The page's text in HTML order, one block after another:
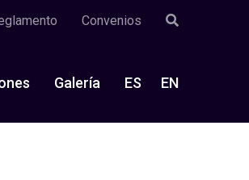
Convenios
Galería ES EN